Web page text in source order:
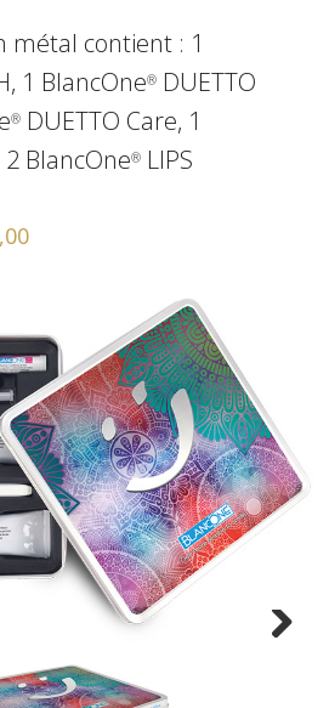
métal contient : 1
1 BlancOne® DUETTO
® DUETTO Care, 1
2 BlancOne® LIPS